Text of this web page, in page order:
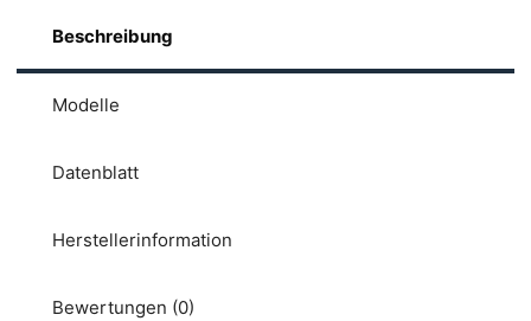
Beschreibung
Modelle
Datenblatt
Herstellerinformation
Bewertungen (0)